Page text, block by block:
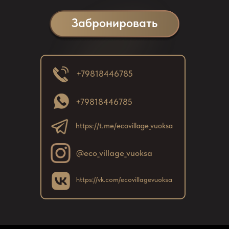
https://vk.com/ecovillagevuoksa
+79818446785
+79818446785
https://t.me/ecovillage_vuoksa
@eco_village_vuoksa
Забронировать